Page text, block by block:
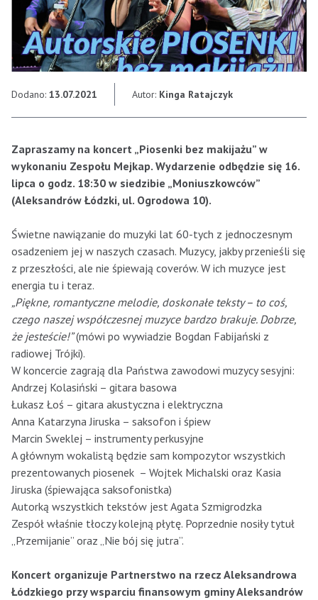
Dodano: 13.07.2021 Autor: Kinga Ratajczyk
Zapraszamy na koncert „Piosenki bez makijażu” w
wykonaniu Zespołu Mejkap. Wydarzenie odbędzie się 16.
lipca o godz. 18:30 w siedzibie „Moniuszkowców”
(Aleksandrów Łódzki, ul. Ogrodowa 10).
Świetne nawiązanie do muzyki lat 60-tych z jednoczesnym
osadzeniem jej w naszych czasach. Muzycy, jakby przenieśli się
z przeszłości, ale nie śpiewają coverów. W ich muzyce jest
energia tu i teraz.
„Piękne, romantyczne melodie, doskonałe teksty – to coś,
czego naszej współczesnej muzyce bardzo brakuje. Dobrze,
że jesteście!”(mówi po wywiadzie Bogdan Fabijański z
radiowej Trójki).
W koncercie zagrają dla Państwa zawodowi muzycy sesyjni:
Andrzej Kolasiński – gitara basowa
Łukasz Łoś – gitara akustyczna i elektryczna
Anna Katarzyna Jiruska – saksofon i śpiew
Marcin Sweklej – instrumenty perkusyjne
A głównym wokalistą będzie sam kompozytor wszystkich
prezentowanych piosenek – Wojtek Michalski oraz Kasia
Jiruska (śpiewająca saksofonistka)
Autorką wszystkich tekstów jest Agata Szmigrodzka
Zespół właśnie tłoczy kolejną płytę. Poprzednie nosiły tytuł
„Przemijanie” oraz „Nie bój się jutra”.
Koncert organizuje Partnerstwo na rzecz Aleksandrowa
Łódzkiego przy wsparciu finansowym gminy Aleksandrów